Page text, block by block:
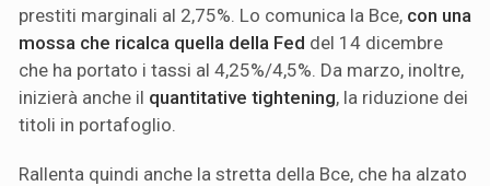
prestiti marginali al 2,75%. Lo comunica la Bce, con una
mossa che ricalca quella della Fed del 14 dicembre
che ha portato i tassi al 4,25%/4,5%. Da marzo, inoltre,
inizierà anche il quantitative tightening, la riduzione dei
titoli in portafoglio.
Rallenta quindi anche la stretta della Bce, che ha alzato